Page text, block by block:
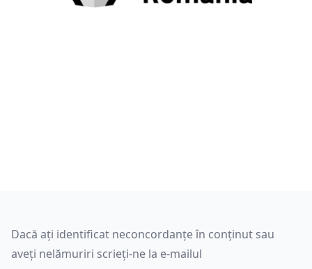
Dacă ați identificat neconcordanțe în conținut sau
aveți nelămuriri scrieți-ne la e-mailul